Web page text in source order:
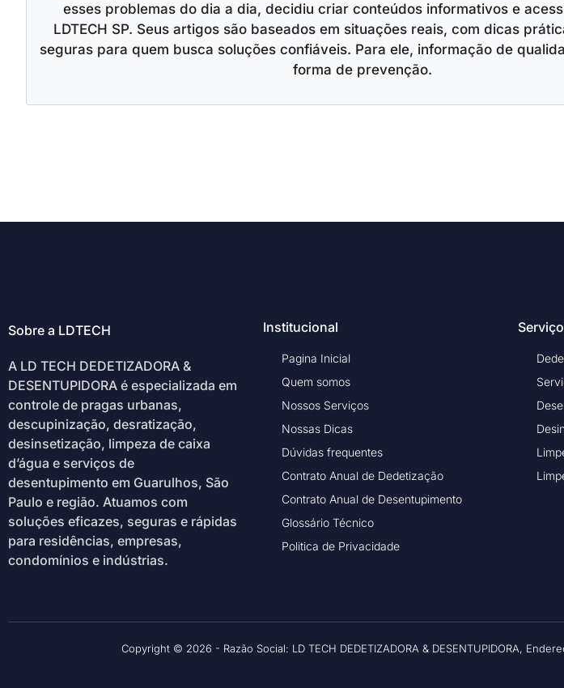
esses problemas do dia a dia, decidiu criar conteúdos informativos e
LDTECH SP. Seus artigos são baseados em situações reais, com dicas
seguras para quem busca soluções confiáveis. Para ele, informação de
forma de prevenção.
Sobre a LDTECH
A LD TECH DEDETIZADORA &
DESENTUPIDORA é especializada em
controle de pragas urbanas,
descupinização, desratização,
desinsetização, limpeza de caixa
d’água e serviços de
desentupimento em Guarulhos, São
Paulo e região. Atuamos com
soluções eficazes, seguras e rápidas
para residências, empresas,
condomínios e indústrias.
Institucional
Pagina Inicial
Quem somos
Nossos Serviços
Nossas Dicas
Dúvidas frequentes
Contrato Anual de Dedetização
Contrato Anual de Desentupimento
Glossário Técnico
Politica de Privacidade
Copyright © 2026 - Razão Social: LD TECH DEDETIZADORA & DESENTUPIDORA,